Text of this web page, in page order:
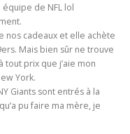
de NFL lol
nos cadeaux et elle achète
Mais bien sûr ne trouve
tout prix que j’aie mon
York.
Giants sont entrés à la
pu faire ma mère, je